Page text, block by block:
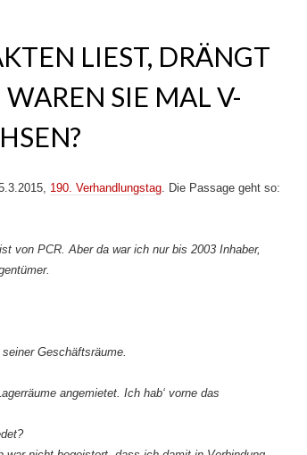
LIEST, DRÄNGT
SIE MAL V-
190. Verhandlungstag. Die Passage geht so:
von PCR. Aber da war ich nur bis 2003 Inhaber,
Geschäftsräume.
angemietet. Ich hab‘ vorne das